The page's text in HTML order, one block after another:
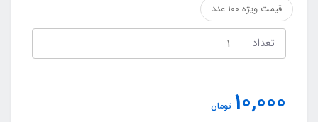
قیمت ویژه 100 عدد
تعداد
10,000 تومان